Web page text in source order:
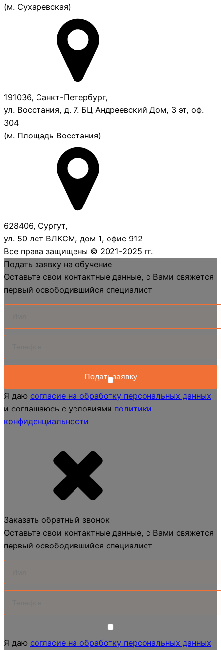
(м. Сухаревская)
191036, Санкт-Петербург,
ул. Восстания, д. 7. БЦ Андреевский Дом, 3 эт, оф.
304
(м. Площадь Восстания)
628406, Сургут,
ул. 50 лет ВЛКСМ, дом 1, офис 912
Все права защищены © 2021-2025 гг.
Подать заявку на обучение
Оставьте свои контактные данные, с Вами свяжется
первый освободившийся специалист
Я даю согласие на обработку персональных данных
и соглашаюсь с условиями политики
конфиденциальности
Заказать обратный звонок
Оставьте свои контактные данные, с Вами свяжется
первый освободившийся специалист
Я даю согласие на обработку персональных данных